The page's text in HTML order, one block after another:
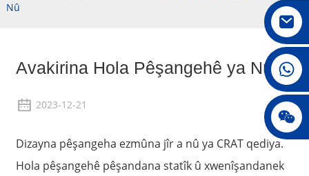
008615396811719
Nû
Avakirina Hola Pêşangehê ya Nû
2023-12-21
Dizayna pêşangeha ezmûna jîr a nû ya CRAT qediya.
Hola pêşangehê pêşandana statîk û xwenîşandanek